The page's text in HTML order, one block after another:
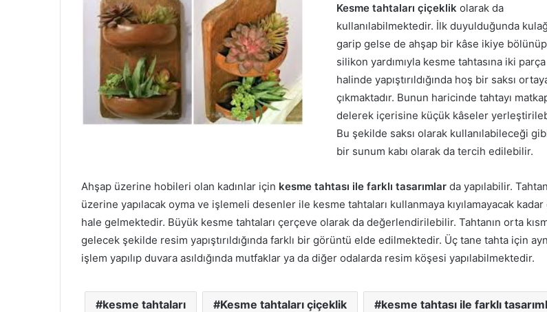
Kesme tahtaları çiçeklik olarak da
kullanılabilmektedir. İlk duyulduğunda
garip gelse de ahşap bir kâse ikiye bölünüp
silikon yardımıyla kesme tahtasına iki parça
halinde yapıştırıldığında hoş bir saksı
çıkmaktadır. Bunun haricinde tahtayı
delerek içerisine küçük kâseler
Bu şekilde saksı olarak kullanılabileceği
bir sunum kabı olarak da tercih edilebilir.
Ahşap üzerine hobileri olan kadınlar için kesme tahtası ile farklı tasarımlar da yapılabilir.
üzerine yapılacak oyma ve işlemeli desenler ile kesme tahtaları kullanmaya kıyılamayacak kadar
hale gelmektedir. Büyük kesme tahtaları çerçeve olarak da değerlendirilebilir. Tahtanın orta
gelecek şekilde resim yapıştırıldığında farklı bir görüntü elde edilmektedir. Üç tane tahta için
işlem yapılıp duvara asıldığında mutfaklar ya da diğer odalarda resim köşesi yapılabilmektedir.
kesme tahtaları Kesme tahtaları çiçeklik kesme tahtası ile farklı